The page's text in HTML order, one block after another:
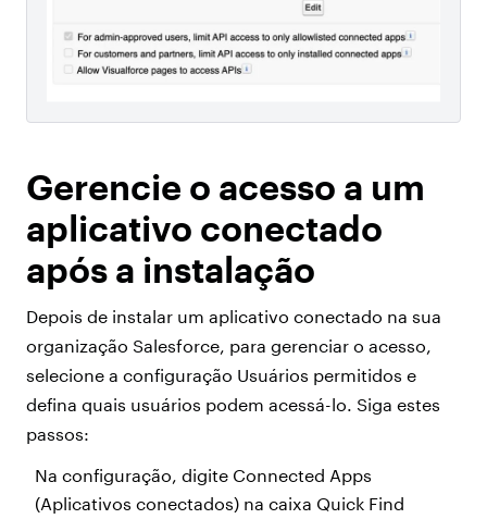
Gerencie o acesso a um
aplicativo conectado
após a instalação
Depois de instalar um aplicativo conectado na sua
organização Salesforce, para gerenciar o acesso,
selecione a configuração Usuários permitidos e
defina quais usuários podem acessá-lo. Siga estes
passos:
Na configuração, digite Connected Apps
(Aplicativos conectados) na caixa Quick Find